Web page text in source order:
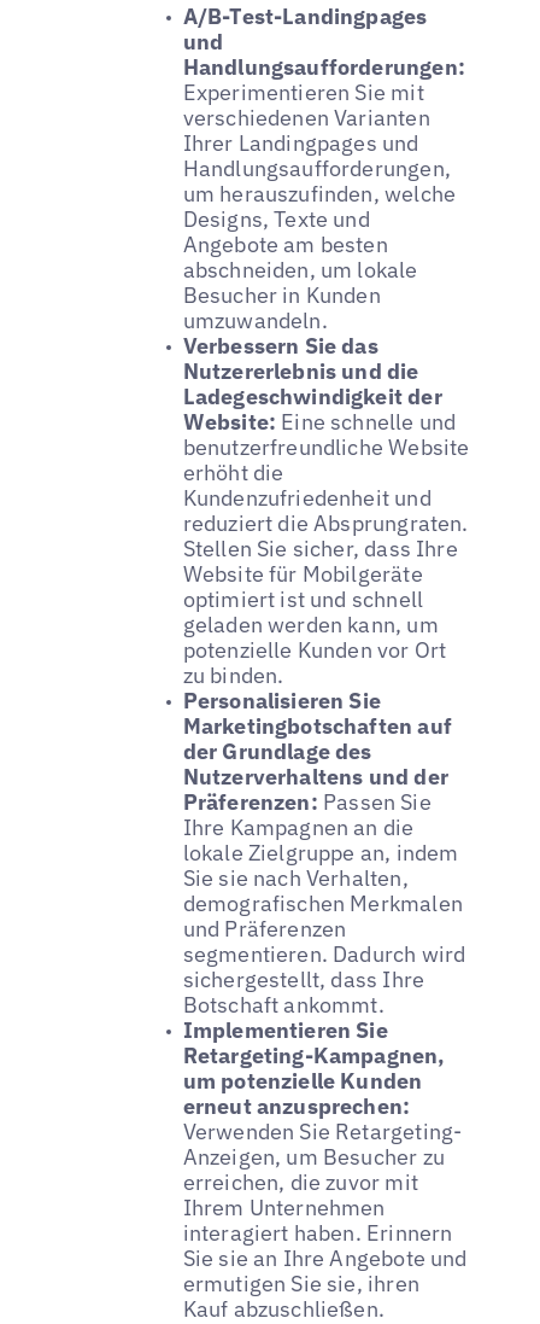
A/B-Test-Landingpages
und
Handlungsaufforderungen:
Experimentieren Sie mit
verschiedenen Varianten
Ihrer Landingpages und
Handlungsaufforderungen,
um herauszufinden, welche
Designs, Texte und
Angebote am besten
abschneiden, um lokale
Besucher in Kunden
umzuwandeln.
Verbessern Sie das
Nutzererlebnis und die
Ladegeschwindigkeit der
Website: Eine schnelle und
benutzerfreundliche Website
erhöht die
Kundenzufriedenheit und
reduziert die Absprungraten.
Stellen Sie sicher, dass Ihre
Website für Mobilgeräte
optimiert ist und schnell
geladen werden kann, um
potenzielle Kunden vor Ort
zu binden.
Personalisieren Sie
Marketingbotschaften auf
der Grundlage des
Nutzerverhaltens und der
Präferenzen: Passen Sie
Ihre Kampagnen an die
lokale Zielgruppe an, indem
Sie sie nach Verhalten,
demografischen Merkmalen
und Präferenzen
segmentieren. Dadurch wird
sichergestellt, dass Ihre
Botschaft ankommt.
Implementieren Sie
Retargeting-Kampagnen,
um potenzielle Kunden
erneut anzusprechen:
Verwenden Sie Retargeting-
Anzeigen, um Besucher zu
erreichen, die zuvor mit
Ihrem Unternehmen
interagiert haben. Erinnern
Sie sie an Ihre Angebote und
ermutigen Sie sie, ihren
Kauf abzuschließen.